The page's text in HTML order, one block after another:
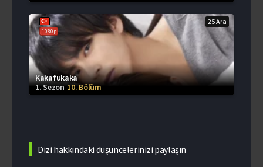
1080p
25 Ara
Kakafukaka
1. Sezon10. Bölüm
Dizi hakkındaki düşüncelerinizi paylaşın